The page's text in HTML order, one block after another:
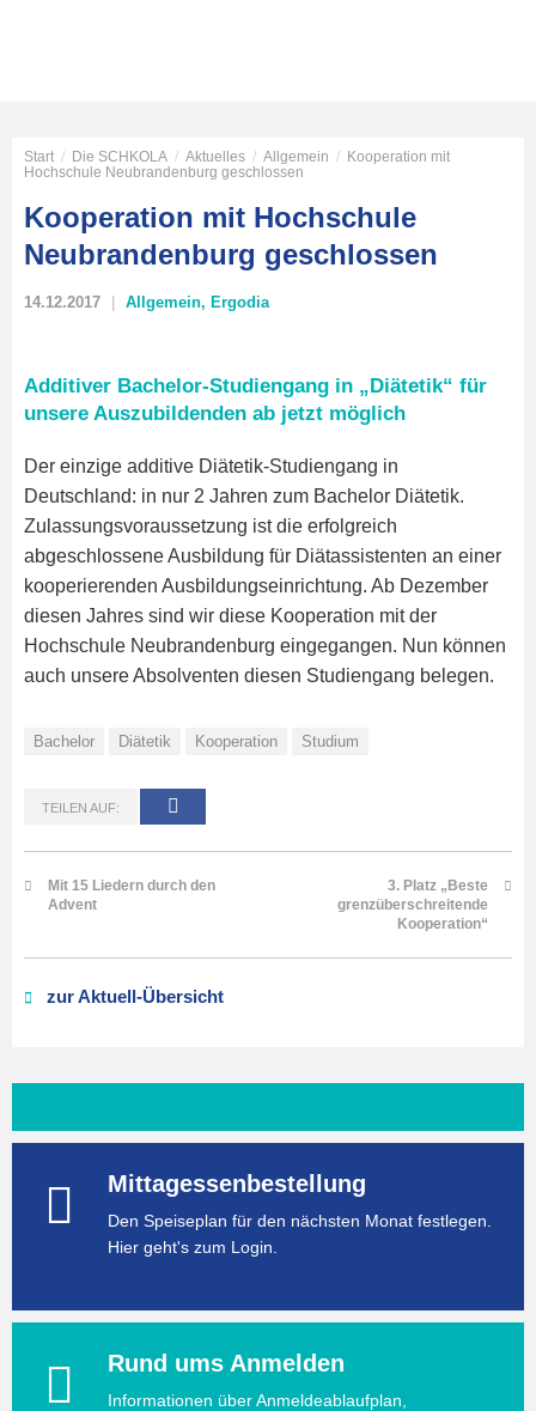
Start / Die SCHKOLA / Aktuelles / Allgemein / Kooperation mit
Hochschule Neubrandenburg geschlossen
Kooperation mit Hochschule
Neubrandenburg geschlossen
14.12.2017 Allgemein, Ergodia
Additiver Bachelor-Studiengang in „Diätetik“ für
unsere Auszubildenden ab jetzt möglich
Der einzige additive Diätetik-Studiengang in
Deutschland: in nur 2 Jahren zum Bachelor Diätetik.
Zulassungsvoraussetzung ist die erfolgreich
abgeschlossene Ausbildung für Diätassistenten an einer
kooperierenden Ausbildungseinrichtung. Ab Dezember
diesen Jahres sind wir diese Kooperation mit der
Hochschule Neubrandenburg eingegangen. Nun können
auch unsere Absolventen diesen Studiengang belegen.
Bachelor Diätetik Kooperation Studium
TEILEN AUF:
Mit 15 Liedern durch den
Advent
3. Platz „Beste
grenzüberschreitende
Kooperation“
zur Aktuell-Übersicht
Mittagessenbestellung
Den Speiseplan für den nächsten Monat festlegen.
Hier geht's zum Login.
Rund ums Anmelden
Informationen über Anmeldeablaufplan,